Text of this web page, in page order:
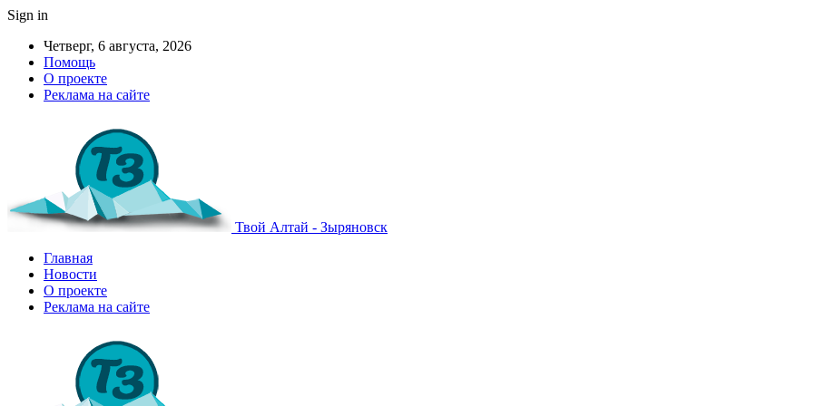
Sign in
Четверг, 6 августа, 2026
Помощь
О проекте
Реклама на сайте
Твой Алтай - Зыряновск
Главная
Новости
О проекте
Реклама на сайте